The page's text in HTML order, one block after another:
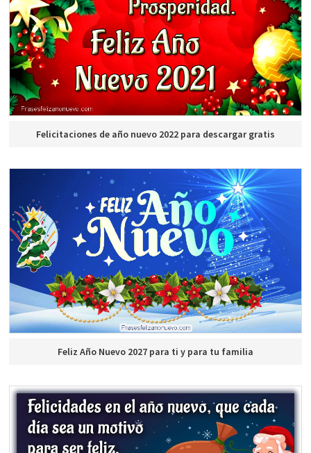
Felicitaciones de año nuevo 2022 para descargar gratis
Feliz Año Nuevo 2027 para ti y para tu familia